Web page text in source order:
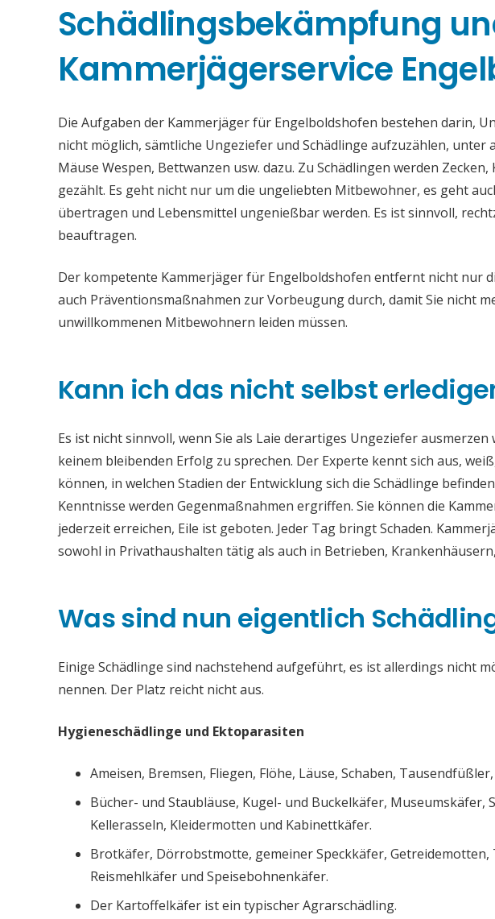
Schädlingsbekämpfung
Kammerjägerservice
Die Aufgaben der Kammerjäger für Engelboldshofen bestehen darin,
nicht möglich, sämtliche Ungeziefer und Schädlinge aufzuzählen, unter
Mäuse Wespen, Bettwanzen usw. dazu. Zu Schädlingen werden Zecken,
gezählt. Es geht nicht nur um die ungeliebten Mitbewohner, es geht
übertragen und Lebensmittel ungenießbar werden. Es ist sinnvoll,
beauftragen.
Der kompetente Kammerjäger für Engelboldshofen entfernt nicht nur
auch Präventionsmaßnahmen zur Vorbeugung durch, damit Sie nicht
unwillkommenen Mitbewohnern leiden müssen.
Kann ich das nicht selbst
Es ist nicht sinnvoll, wenn Sie als Laie derartiges Ungeziefer ausmerzen
keinem bleibenden Erfolg zu sprechen. Der Experte kennt sich aus,
können, in welchen Stadien der Entwicklung sich die Schädlinge
Kenntnisse werden Gegenmaßnahmen ergriffen. Sie können die
jederzeit erreichen, Eile ist geboten. Jeder Tag bringt Schaden.
sowohl in Privathaushalten tätig als auch in Betrieben,
Was sind nun eigentlich
Einige Schädlinge sind nachstehend aufgeführt, es ist allerdings nicht
nennen. Der Platz reicht nicht aus.
Hygieneschädlinge und Ektoparasiten
Ameisen, Bremsen, Fliegen, Flöhe, Läuse, Schaben,
Bücher- und Staubläuse, Kugel- und Buckelkäfer, Museumskäfer,
Kellerasseln, Kleidermotten und Kabinettkäfer.
Brotkäfer, Dörrobstmotte, gemeiner Speckkäfer,
Reismehlkäfer und Speisebohnenkäfer.
Der Kartoffelkäfer ist ein typischer Agrarschädling.